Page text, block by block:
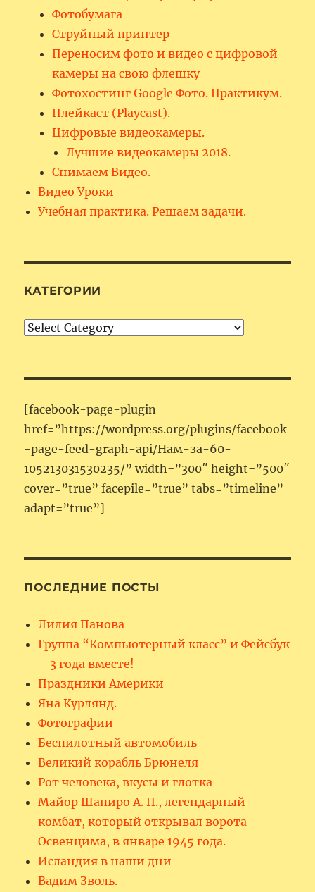
Фотобумага
Струйный принтер
Переносим фото и видео с цифровой
камеры на свою флешку
Фотохостинг Google Фото. Практикум.
Плейкаст (Playcast).
Цифровые видеокамеры.
Лучшие видеокамеры 2018.
Снимаем Видео.
Видео Уроки
Учебная практика. Решаем задачи.
КАТЕГОРИИ
Категории
[facebook-page-plugin
href=”https://wordpress.org/plugins/facebook
-page-feed-graph-api/Нам-за-60-
105213031530235/” width=”300″ height=”500″
cover=”true” facepile=”true” tabs=”timeline”
adapt=”true”]
ПОСЛЕДНИЕ ПОСТЫ
Лилия Панова
Группа “Компьютерный класс” и Фейсбук
– 3 года вместе!
Праздники Америки
Яна Курлянд.
Фотографии
Беспилотный автомобиль
Великий корабль Брюнеля
Рот человека, вкусы и глотка
Майор Шапиро А. П., легендарный
комбат, который открывал ворота
Освенцима, в январе 1945 года.
Исландия в наши дни
Вадим Зволь.